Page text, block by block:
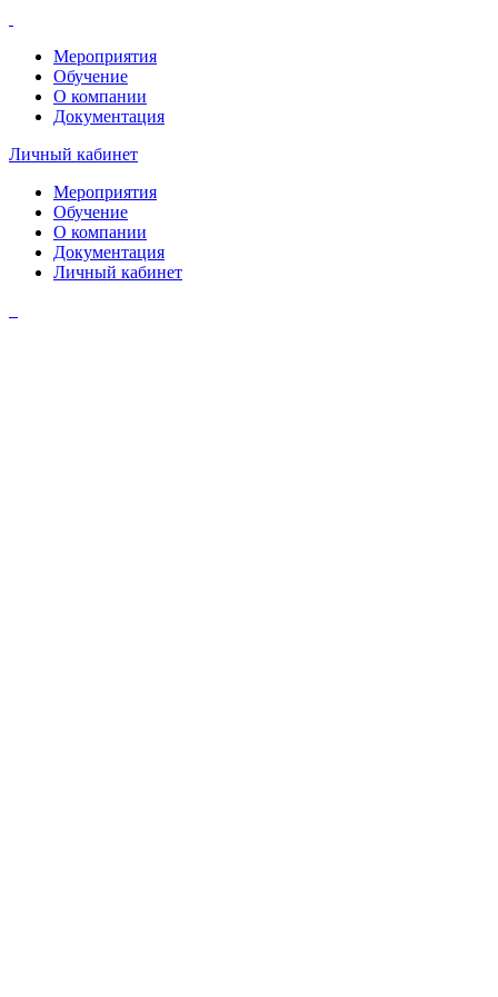
Мероприятия
Обучение
О компании
Документация
Личный кабинет
Мероприятия
Обучение
О компании
Документация
Личный кабинет